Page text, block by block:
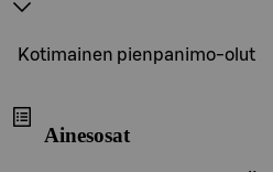
Kotimainen pienpanimo-olut
Ainesosat